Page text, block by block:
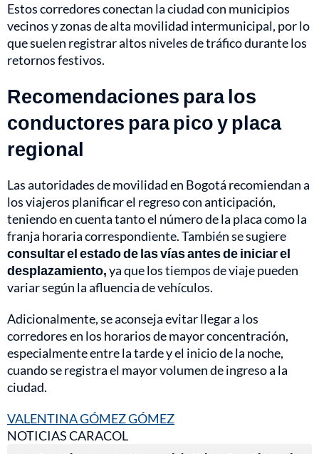
Estos corredores conectan la ciudad con municipios
vecinos y zonas de alta movilidad intermunicipal, por lo
que suelen registrar altos niveles de tráfico durante los
retornos festivos.
Recomendaciones para los
conductores para pico y placa
regional
Las autoridades de movilidad en Bogotá recomiendan a
los viajeros planificar el regreso con anticipación,
teniendo en cuenta tanto el número de la placa como la
franja horaria correspondiente. También se sugiere
consultar el estado de las vías antes de iniciar el
desplazamiento,ya que los tiempos de viaje pueden
variar según la afluencia de vehículos.
Adicionalmente, se aconseja evitar llegar a los
corredores en los horarios de mayor concentración,
especialmente entre la tarde y el inicio de la noche,
cuando se registra el mayor volumen de ingreso a la
ciudad.
VALENTINA GÓMEZ GÓMEZ
NOTICIAS CARACOL